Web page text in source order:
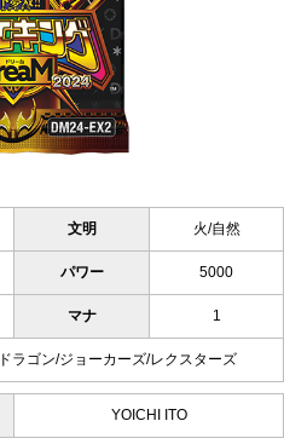
文明 火/自然
パワー 5000
マナ 1
ラゴン/ジョーカーズ/レクスターズ
YOICHI ITO